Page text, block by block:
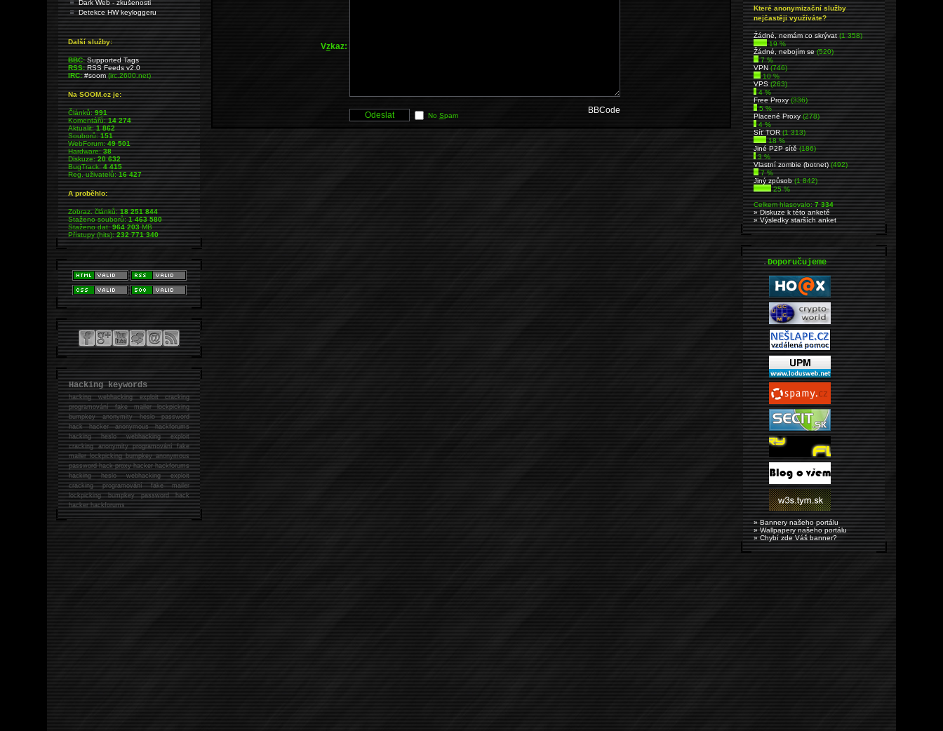
Vzkaz:
No Spam
BBCode
Dark Web - zkušenosti
Detekce HW keyloggeru
Další služby:
BBC: Supported Tags
RSS: RSS Feeds v2.0
IRC: #soom(irc.2600.net)
Na SOOM.cz je:
Článků:991
Komentářů:14 274
Aktualit:1 862
Souborů:151
WebForum:49 501
Hardware:38
Diskuze:20 632
BugTrack:4 415
Reg. uživatelů:16 427
A proběhlo:
Zobraz. článků:18 251 844
Staženo souborů:1 463 580
Staženo dat:964 203MB
Přístupy (hits):232 771 340
Hacking keywords
hackingwebhacking exploit cracking
programování fake mailer lockpicking
bumpkey anonymity heslo password
hackhacker anonymous hackforums
hackingheslo webhacking exploit
cracking anonymity programování fake
mailer lockpicking bumpkey anonymous
password hack proxy hacker hackforums
hacking heslo webhacking exploit
cracking programování fake mailer
lockpicking bumpkey password hack
hackerhackforums
Které anonymizační služby
nejčastěji využíváte?
Źádné, nemám co skrývat(1 358)
19 %
Žádné, nebojím se(520)
7 %
VPN(746)
10 %
VPS(263)
4 %
Free Proxy(336)
5 %
Placené Proxy(278)
4 %
Síť TOR(1 313)
18 %
Jiné P2P sítě(186)
3 %
Vlastní zombie (botnet)(492)
7 %
Jiný způsob(1 842)
25 %
Celkem hlasovalo:7 334
» Diskuze k této anketě
» Výsledky starších anket
.Doporučujeme
» Bannery našeho portálu
» Wallpapery našeho portálu
» Chybí zde Váš banner?